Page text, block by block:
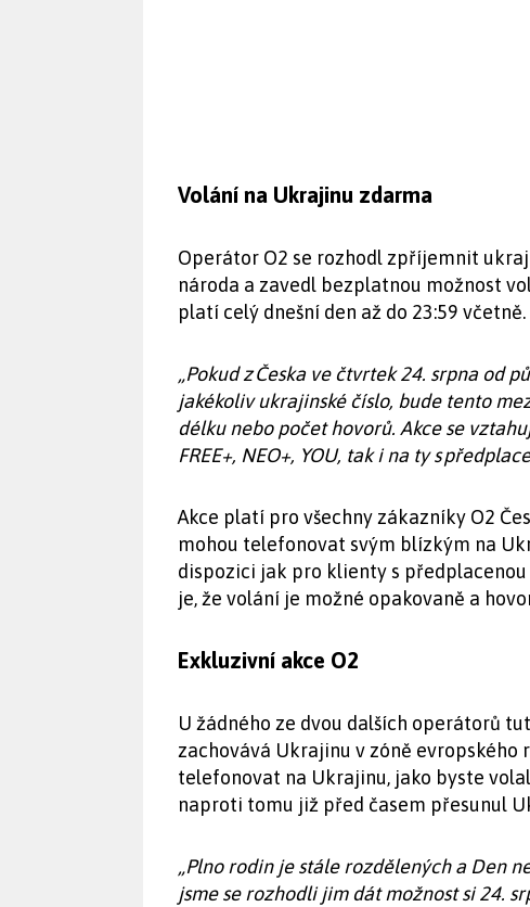
Volání na Ukrajinu zdarma
Operátor O2 se rozhodl zpříjemnit
národa a zavedl bezplatnou možnost
platí celý dnešní den až do 23:59 včetně.
„Pokud z Česka ve čtvrtek 24. srpna od
jakékoliv ukrajinské číslo, bude tento
délku nebo počet hovorů. Akce se
FREE+, NEO+, YOU, tak i na ty s
Akce platí pro všechny zákazníky O2
mohou telefonovat svým blízkým na
dispozici jak pro klienty s
je, že volání je možné opakovaně a
Exkluzivní akce O2
U žádného ze dvou dalších operátorů
zachovává Ukrajinu v zóně
telefonovat na Ukrajinu, jako byste
naproti tomu již před časem přesunul
„Plno rodin je stále rozdělených a Den
jsme se rozhodli jim dát možnost si 24.